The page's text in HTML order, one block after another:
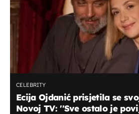
CELEBRITY
Ecija Ojdanić prisjetila se
Novoj TV: ''Sve ostalo je